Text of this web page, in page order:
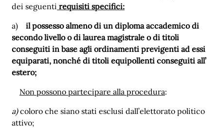
dei seguenti requisiti specifici:
a)
il possesso almeno di un diploma accademico di
secondo livello o di laurea magistrale o di titoli
conseguiti in base agli ordinamenti previgenti ad essi
equiparati, nonché di titoli equipollenti conseguiti all’
estero;
Non possono partecipare alla procedura:
a)coloro che siano stati esclusi dall’elettorato politico
attivo;